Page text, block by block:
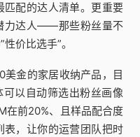
配的达人清单。更重要
力达人——那些粉丝量不
价比选手”。
金的家居收纳产品，目
以自动筛选出粉丝画像
在前20%、且样品配合度
，让你的运营团队把时